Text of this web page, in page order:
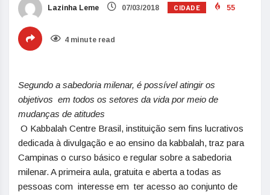
Lazinha Leme 07/03/2018 CIDADE 55
4 minute read
Segundo a sabedoria milenar, é possível atingir os
objetivos em todos os setores da vida por meio de
mudanças de atitudes
O Kabbalah Centre Brasil, instituição sem fins lucrativos
dedicada à divulgação e ao ensino da kabbalah, traz para
Campinas o curso básico e regular sobre a sabedoria
milenar. A primeira aula, gratuita e aberta a todas as
pessoas com interesse em ter acesso ao conjunto de